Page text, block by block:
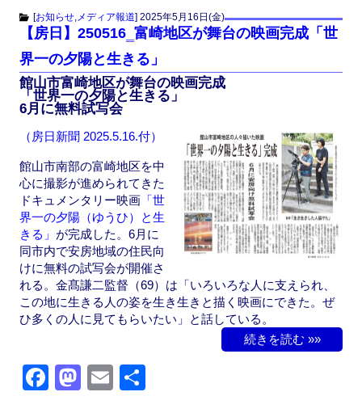
c
e
b
o
o
k
st
o
d
o
n
ail
[お知らせ,メディア報道] 2025年5月16日(金)
【房日】250516‗富崎地区が舞台の映画完成「世
界一の夕陽と生きる」
館山市富崎地区が舞台の映画完成
「世界一の夕陽と生きる」
6月に無料試写会
（房日新聞 2025.5.16.付）
館山市南部の富崎地区を中
心に撮影が進められてきた
ドキュメンタリー映画 「世
界一の夕陽（ゆうひ）と生
きる」 が完成した。6月に
同市内で安房地域の住民向
けに無料の試写会が開催さ
れる。金髙謙二監督（69）は「いろいろな人に支えられ、
この地に生きる人の姿を生き生きと描く映画にできた。ぜ
ひ多くの人に見てもらいたい」と話している。
続きを読む »»
F
M E